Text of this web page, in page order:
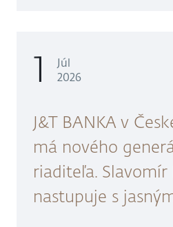
1
Júl
2026
J&T BANKA v
má nového
riaditeľa. Slavomír
nastupuje s